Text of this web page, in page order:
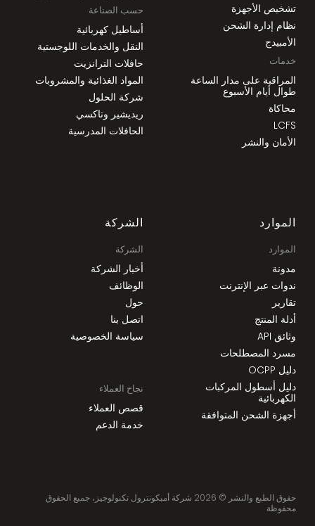
تشخيص الأجهزة
نظام إدارة الشحن
الأمبيدج
خدمات
المراقبة على مدار الساعة
طوال أيام الأسبوع
محاكاة
LCFS
الأمان والنشر
حسب الصناعة
أساطيل كهربائية
النقل والخدمات اللوجستية
حافلات الترانزيت
المواد الغذائية والمشروبات
شركة الحلول
ريديشير وتاكسي
الحافلات المدرسية
الموارد
الموارد
مدونة
ندوات عبر الإنترنت
تقارير
أدلة المنتج
وثائق API
مسرد المصطلحات
دليل OCPP
دليل أسطول المركبات
الكهربائية
أجهزة الشحن المتوافقة
الشركة
الشركة
أخبار الشركة
الوظائف
حول
اتصل بنا
سياسة الخصوصية
نجاح العملاء
قصص العملاء
خدمة الدعم
حقوق الطبع والنشر © 2026 شركة أمبكونترول تكنولوجيز، جميع الحقوق
محفوظة